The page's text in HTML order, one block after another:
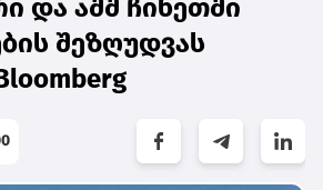
და აშშ ჩინეთში
შეზღუდვას